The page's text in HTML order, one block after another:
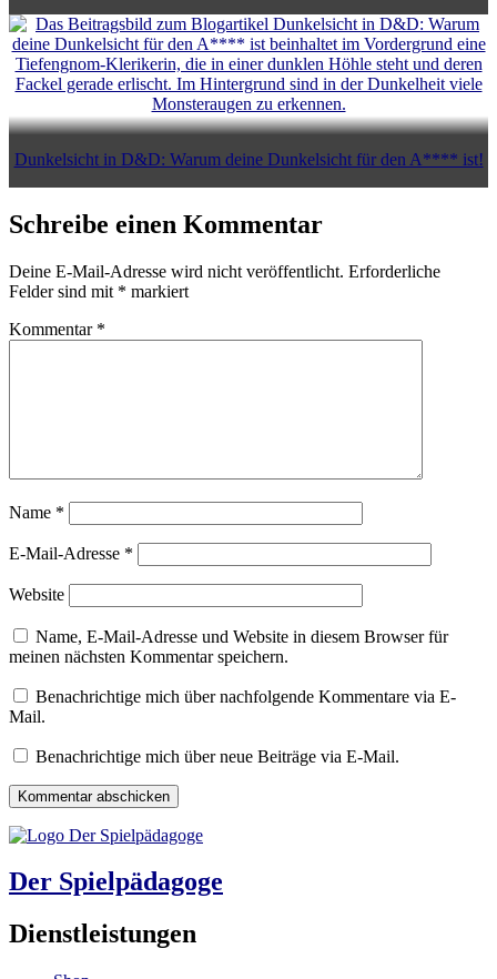
Dunkelsicht in D&D: Warum deine Dunkelsicht für den A**** ist!
Schreibe einen Kommentar
Deine E-Mail-Adresse wird nicht veröffentlicht. Erforderliche
Felder sind mit * markiert
Kommentar *
Name *
E-Mail-Adresse *
Website
Name, E-Mail-Adresse und Website in diesem Browser für
meinen nächsten Kommentar speichern.
Benachrichtige mich über nachfolgende Kommentare via E-
Mail.
Benachrichtige mich über neue Beiträge via E-Mail.
Der Spielpädagoge
Dienstleistungen